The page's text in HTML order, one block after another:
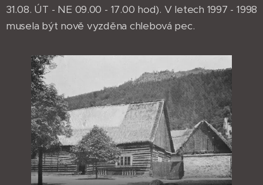
31.08. ÚT - NE 09.00 - 17.00 hod). V letech 1997 - 1998
musela být nově vyzděna chlebová pec.